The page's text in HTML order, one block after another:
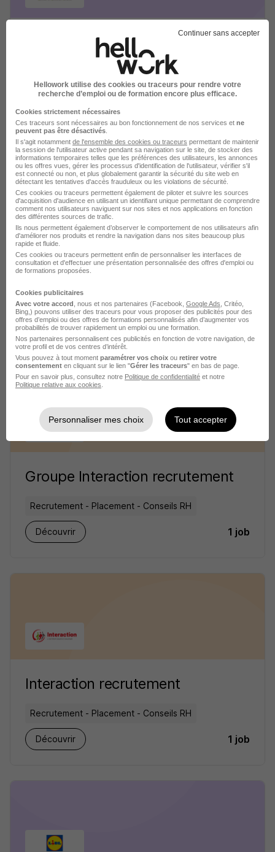
Adwork’s Travail Temporaire
recrutement
Recrutement - Placement - Conseils RH
Découvrir
Crit recrutement
Recrutement - Placement - Conseils RH
Découvrir 1 job
Groupe Interaction recrutement
Recrutement - Placement - Conseils RH
Découvrir 1 job
Interaction recrutement
Recrutement - Placement - Conseils RH
Découvrir 1 job
Continuer sans accepter
Hellowork utilise des cookies ou traceurs pour rendre votre
recherche d’emploi ou de formation encore plus efficace.
Cookies strictement nécessaires
Ces traceurs sont nécessaires au bon fonctionnement de nos services et ne
peuvent pas être désactivés
Il s'agit notamment de l'ensemble des cookies ou traceurs permettant de maintenir
la session de l'utilisateur active pendant sa navigation sur le site, de stocker des
informations temporaires telles que les préférences des utilisateurs, les annonces
ou les offres vues, gérer les processus d'identification de l'utilisateur, vérifier s'il
est connecté ou non, et plus globalement garantir la sécurité du site web en
détectant les tentatives d'accès frauduleux ou les violations de sécurité.
Ces cookies ou traceurs permettent également de piloter et suivre les sources
d'acquisition d'audience en utilisant un identifiant unique permettant de comprendre
comment nos utilisateurs naviguent sur nos sites et nos applications en fonction
des différentes sources de trafic.
Ils nous permettent également d’observer le comportement de nos utilisateurs afin
d'améliorer nos produits et rendre la navigation dans nos sites beaucoup plus
rapide et fluide.
Ces cookies ou traceurs permettent enfin de personnaliser les interfaces de
consultation et d'effectuer une présentation personnalisée des offres d'emploi ou
de formations proposées.
Cookies publicitaires
Avec votre accord , nous et nos partenaires (Facebook, Google Ads , Critéo,
Bing,) pouvons utiliser des traceurs pour vous proposer des publicités pour des
offres d’emploi ou des offres de formations personnalisés afin d’augmenter vos
probabilités de trouver rapidement un emploi ou une formation.
Nos partenaires personnalisent ces publicités en fonction de votre navigation, de
votre profil et de vos centres d’intérêt.
Vous pouvez à tout moment paramétrer vos choix ou retirer votre
consentement en cliquant sur le lien "Gérer les traceurs" en bas de page.
Pour en savoir plus, consultez notre Politique de confidentialité et notre
Politique relative aux cookies
Personnaliser mes choix Tout accepter